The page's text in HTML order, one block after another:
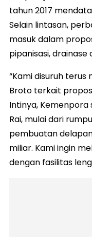
tahun 2017
Selain lintasan,
masuk dalam
pipanisasi,
“Kami disuruh
Broto terkait
Intinya, Kemenpora
Rai, mulai dari
pembuatan
miliar. Kami ingin
dengan fasilitas